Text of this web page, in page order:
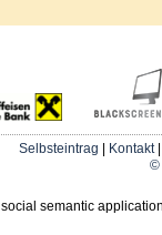
Selbsteintrag Kontakt
©
social semantic